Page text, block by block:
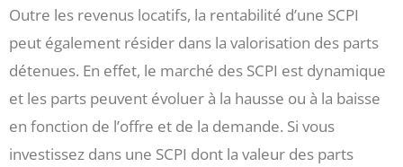
Outre les revenus locatifs, la rentabilité d’une SCPI
peut également résider dans la valorisation des parts
détenues. En effet, le marché des SCPI est dynamique
et les parts peuvent évoluer à la hausse ou à la baisse
en fonction de l’offre et de la demande. Si vous
investissez dans une SCPI dont la valeur des parts